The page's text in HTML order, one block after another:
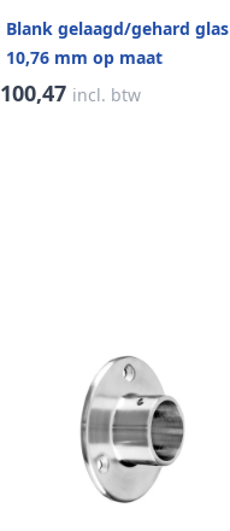
Blank gelaagd/gehard glas
10,76 mm op maat
100,47 incl. btw